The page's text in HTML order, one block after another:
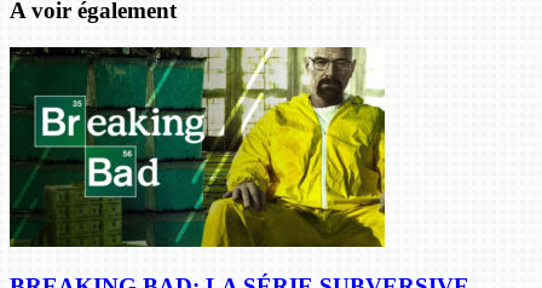
A voir également